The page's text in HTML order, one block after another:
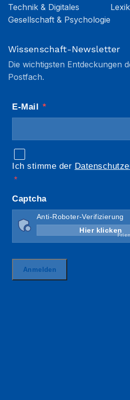
Technik & Digitales
Gesellschaft & Psychologie
Wissenschaft-Newsletter
Die wichtigsten Entdeckungen
Postfach.